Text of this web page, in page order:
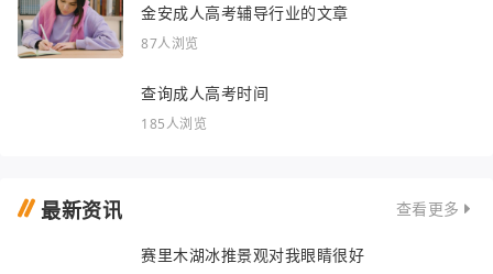
金安成人高考辅导行业的文章
87人浏览
查询成人高考时间
185人浏览
最新资讯 查看更多
赛里木湖冰推景观对我眼睛很好